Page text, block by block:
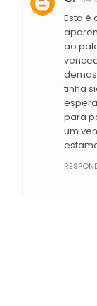
Esta é
ao
tinha
para
um